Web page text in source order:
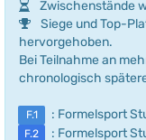
Zwischenstände
Siege und Top-
hervorgehoben.
Bei Teilnahme an
chronologisch
F.1 : Formelsport
F.2 : Formelsport